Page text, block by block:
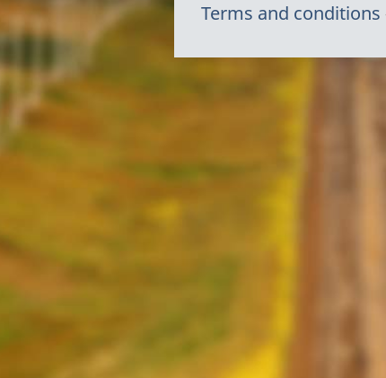
Terms and conditions